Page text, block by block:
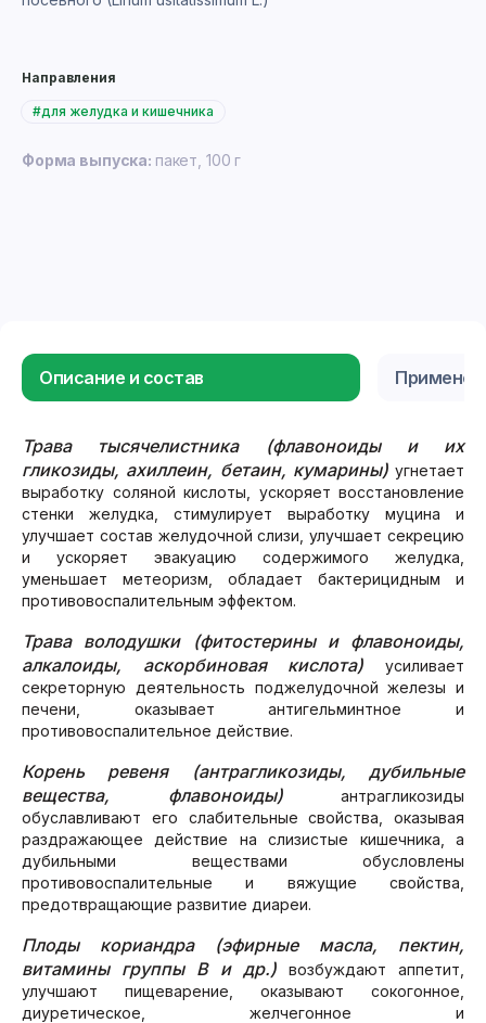
Направления
#для желудка и кишечника
Форма выпуска: пакет, 100 г
Описание и состав
Трава тысячелистника (флавоноиды и их
гликозиды, ахиллеин, бетаин, кумарины)угнетает
выработку соляной кислоты, ускоряет восстановление
стенки желудка, стимулирует выработку муцина и
улучшает состав желудочной слизи, улучшает секрецию
и ускоряет эвакуацию содержимого желудка,
уменьшает метеоризм, обладает бактерицидным и
противовоспалительным эффектом.
Трава володушки (фитостерины и флавоноиды,
алкалоиды, аскорбиновая кислота) усиливает
секреторную деятельность поджелудочной железы и
печени, оказывает антигельминтное и
противовоспалительное действие.
Корень ревеня (антрагликозиды, дубильные
вещества, флавоноиды)антрагликозиды
обуславливают его слабительные свойства, оказывая
раздражающее действие на слизистые кишечника, а
дубильными веществами обусловлены
противовоспалительные и вяжущие свойства,
предотвращающие развитие диареи.
Плоды кориандра (эфирные масла, пектин,
витамины группы В и др.) возбуждают аппетит,
улучшают пищеварение, оказывают сокогонное,
диуретическое, желчегонное и